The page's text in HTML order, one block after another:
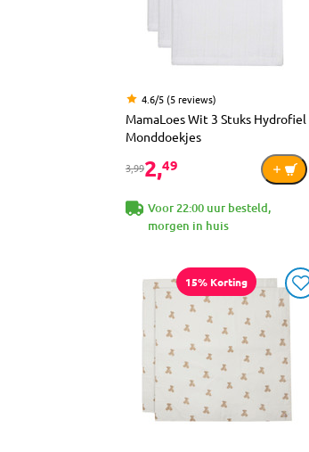
4.6/5 (5 reviews)
MamaLoes Wit 3 Stuks Hydrofiel
Monddoekjes
3,992,49
Voor 22:00 uur besteld,
morgen in huis
15% Korting